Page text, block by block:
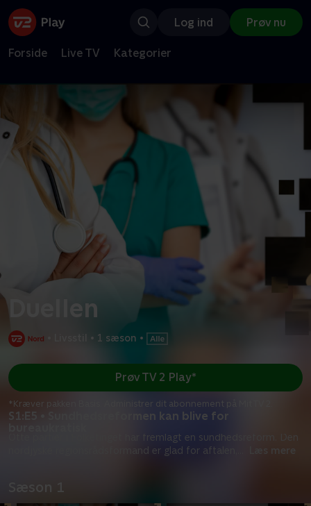
Log ind Prøv nu
Forside Live TV Kategorier
Duellen
• 1 sæson •
S1:E5 • Sundhedsreformen kan blive for
Otte partier i Folketinget har fremlagt en sundhedsreform. Den
nordjyske regionsrådsformand er glad for aftalen,
Læs mere
Prøv TV 2 Play*
*Kræver pakken Basis. Administrer dit abonnement på Mit TV 2.
Sæson 1